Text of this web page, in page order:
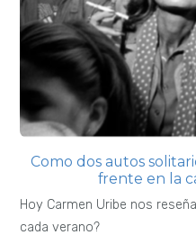
Como dos autos
frente en la
Hoy Carmen Uribe nos
cada verano?